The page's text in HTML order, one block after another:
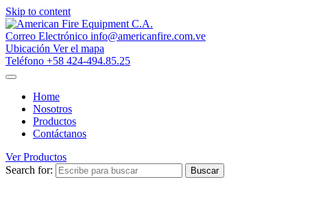
Skip to content
Correo Electrónico info@americanfire.com.ve
Ubicación Ver el mapa
Teléfono +58 424-494.85.25
Home
Nosotros
Productos
Contáctanos
Ver Productos
Search for:
Buscar